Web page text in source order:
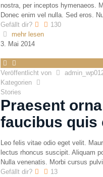
nostra, per inceptos hymenaeos.
Donec enim vel nulla. Sed eros.
Gefällt dir?
130
mehr lesen
3. Mai 2014
Veröffentlicht von
Kategorien
Stories
Praesent
faucibus quis
Leo felis vitae odio eget velit.
lectus rhoncus suscipit. Aliquam
Nulla venenatis. Morbi cursus
Gefällt dir?
13